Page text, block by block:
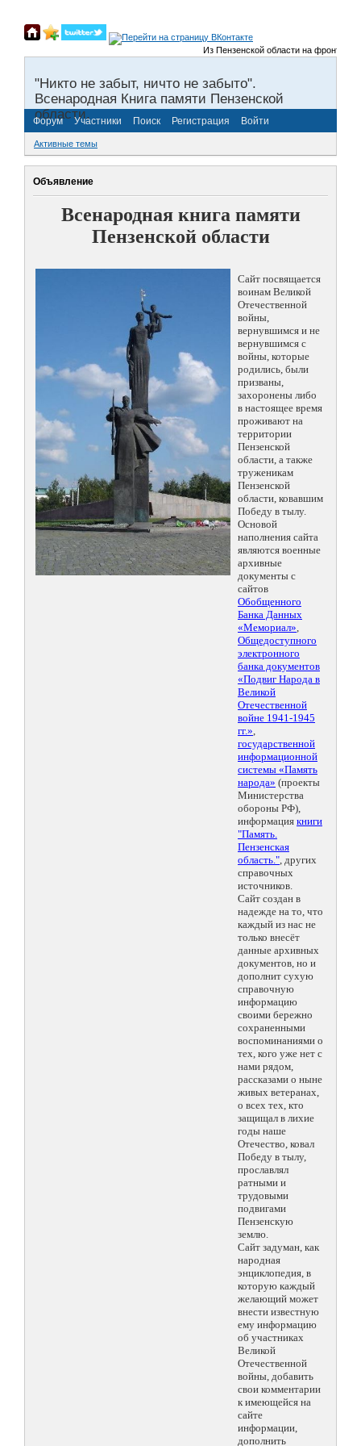
Из Пензенской области на фронты
"Никто не забыт, ничто не забыто".
Всенародная Книга памяти Пензенской
области.
Форум Участники Поиск Регистрация Войти
Активные темы
Объявление
Всенародная книга памяти
Пензенской области
Сайт посвящается
воинам Великой
Отечественной
войны,
вернувшимся и не
вернувшимся с
войны, которые
родились, были
призваны,
захоронены либо
в настоящее время
проживают на
территории
Пензенской
области, а также
труженикам
Пензенской
области, ковавшим
Победу в тылу.
Основой
наполнения сайта
являются военные
архивные
документы с
сайтов
Обобщенного
Банка Данных
«Мемориал»,
Общедоступного
электронного
банка документов
«Подвиг Народа в
Великой
Отечественной
войне 1941-1945
гг.»,
государственной
информационной
системы «Память
народа» (проекты
Министерства
обороны РФ),
информация книги
"Память.
Пензенская
область.", других
справочных
источников.
Сайт создан в
надежде на то, что
каждый из нас не
только внесёт
данные архивных
документов, но и
дополнит сухую
справочную
информацию
своими бережно
сохраненными
воспоминаниями о
тех, кого уже нет с
нами рядом,
рассказами о ныне
живых ветеранах,
о всех тех, кто
защищал в лихие
годы наше
Отечество, ковал
Победу в тылу,
прославлял
ратными и
трудовыми
подвигами
Пензенскую
землю.
Сайт задуман, как
народная
энциклопедия, в
которую каждый
желающий может
внести известную
ему информацию
об участниках
Великой
Отечественной
войны, добавить
свои комментарии
к имеющейся на
сайте
информации,
дополнить